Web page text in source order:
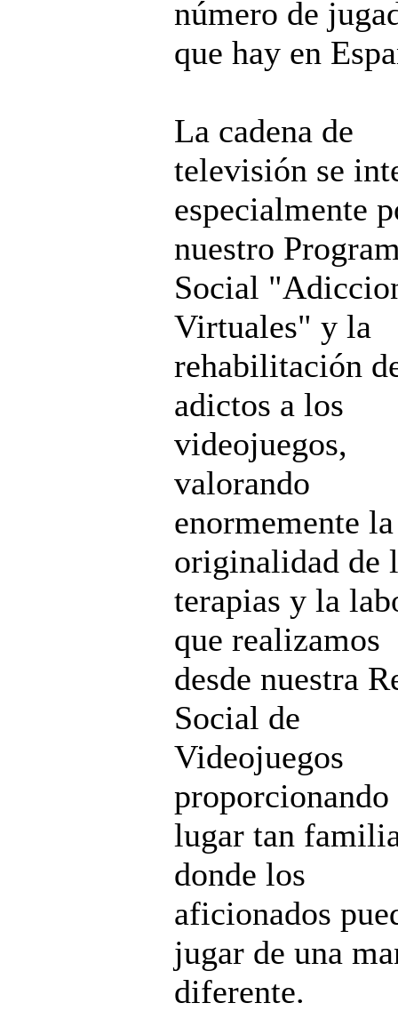
número de
que hay en
La cadena de
televisión se
especialmente
nuestro
Social
Virtuales" y la
rehabilitación
adictos a los
videojuegos,
valorando
enormemente la
originalidad de
terapias y la
que realizamos
desde nuestra
Social de
Videojuegos
proporcionando
lugar tan
donde los
aficionados
jugar de una
diferente.